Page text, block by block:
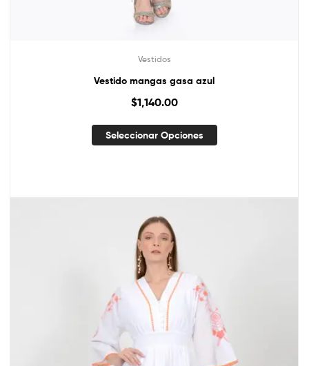
Vestidos
Vestido mangas gasa azul
$1,140.00
Seleccionar Opciones